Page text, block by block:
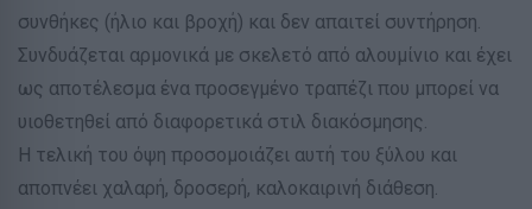
συνθήκες (ήλιο και βροχή) και δεν απαιτεί συντήρηση.
Συνδυάζεται αρμονικά με σκελετό από αλουμίνιο και έχει
ως αποτέλεσμα ένα προσεγμένο τραπέζι που μπορεί να
υιοθετηθεί από διαφορετικά στιλ διακόσμησης.
H τελική του όψη προσομοιάζει αυτή του ξύλου και
αποπνέει χαλαρή, δροσερή, καλοκαιρινή διάθεση.